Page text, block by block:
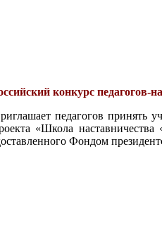
конкурс педагогов-
педагогов принять
«Школа наставничества
Фондом